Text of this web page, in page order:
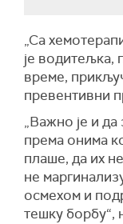
„Са
је водитељка,
време,
превентивни
„Важно је и
према онима
плаше, да их
не
осмехом и
тешку борбу“,